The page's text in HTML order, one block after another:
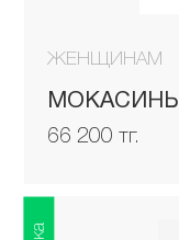
ЖЕНЩИНАМ
МОКАСИНЫ
66 200 тг.